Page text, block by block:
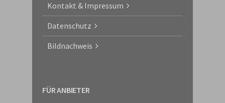
Kontakt & Impressum
Datenschutz
Bildnachweis
FÜR ANBIETER